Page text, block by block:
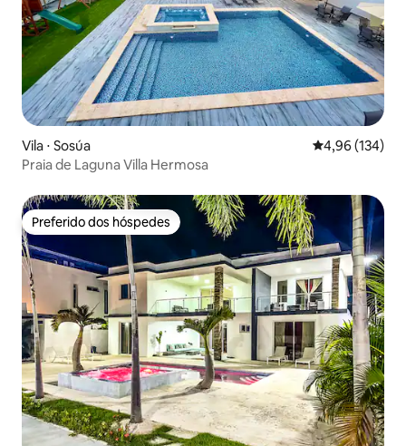
Vila ⋅ Sosúa 4,96 de uma
4,96 (134)
Praia de Laguna Villa Hermosa
Preferido dos hóspedes
Preferido dos hóspedes